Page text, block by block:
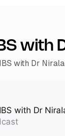
with
with Dr